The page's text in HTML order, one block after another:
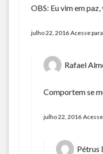
OBS: Eu vim em
julho 22, 2016 Acesse
Rafael
Comportem se
julho 22, 2016
Pétrus